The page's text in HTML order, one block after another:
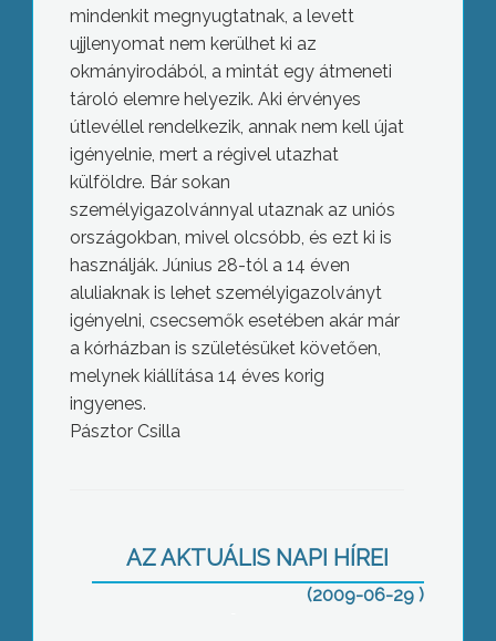
mindenkit megnyugtatnak, a levett
ujjlenyomat nem kerülhet ki az
okmányirodából, a mintát egy átmeneti
tároló elemre helyezik. Aki érvényes
útlevéllel rendelkezik, annak nem kell újat
igényelnie, mert a régivel utazhat
külföldre. Bár sokan
személyigazolvánnyal utaznak az uniós
országokban, mivel olcsóbb, és ezt ki is
használják. Június 28-tól a 14 éven
aluliaknak is lehet személyigazolványt
igényelni, csecsemők esetében akár már
a kórházban is születésüket követően,
melynek kiállítása 14 éves korig
ingyenes.
Pásztor Csilla
AZ AKTUÁLIS NAPI HÍREI
(2009-06-29 )
Gyöngyösért Roma magyar Egyesület
és az Együtt Halmajugráért Roma-
magyar Egyesület a „Szebb jövőért”-